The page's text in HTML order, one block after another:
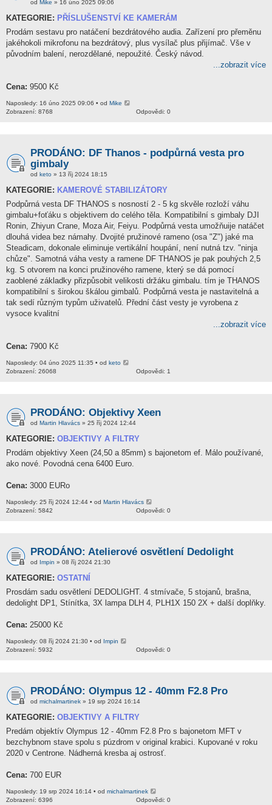
od Mike » 16 úno 2025 09:06
KATEGORIE: PŘÍSLUŠENSTVÍ KE KAMERÁM
Prodám sestavu pro natáčení bezdrátového audia. Zařízení pro přeměnu
jakéhokoli mikrofonu na bezdrátový, plus vysílač plus přijímač. Vše v
původním balení, nerozdělané, nepoužité. Český návod.
...zobrazit více
Cena: 9500 Kč
Naposledy: 16 úno 2025 09:06 • od Mike
Odpovědi: 0
Zobrazení: 8768
PRODÁNO: DF Thanos - podpůrná vesta pro
gimbaly
od keto » 13 říj 2024 18:15
KATEGORIE: KAMEROVÉ STABILIZÁTORY
Podpůrná vesta DF THANOS s nosností 2 - 5 kg skvěle rozloží váhu
gimbalu+foťáku s objektivem do celého těla. Kompatibilní s gimbaly DJI
Ronin, Zhiyun Crane, Moza Air, Feiyu. Podpůrná vesta umožňuije natáčet
dlouhá videa bez námahy. Dvojité pružinové rameno (osa "Z") jaké ma
Steadicam, dokonale eliminuje vertikální houpání, není nutná tzv. "ninja
chůze". Samotná váha vesty a ramene DF THANOS je pak pouhých 2,5
kg. S otvorem na konci pružinového ramene, který se dá pomocí
zaoblené základky přizpůsobit velikosti držáku gimbalu. tím je THANOS
kompatibilní s širokou škálou gimbalů. Podpůrná vesta je nastavitelná a
tak sedí různým typům uživatelů. Přední část vesty je vyrobena z
vysoce kvalitní
...zobrazit více
Cena: 7900 Kč
Naposledy: 04 úno 2025 11:35 • od keto
Odpovědi: 1
Zobrazení: 26068
PRODÁNO: Objektivy Xeen
od Martin Hlavács » 25 říj 2024 12:44
KATEGORIE: OBJEKTIVY A FILTRY
Prodám objektivy Xeen (24,50 a 85mm) s bajonetom ef. Málo používané,
ako nové. Povodná cena 6400 Euro.
Cena: 3000 EURo
Naposledy: 25 říj 2024 12:44 • od Martin Hlavács
Odpovědi: 0
Zobrazení: 5842
PRODÁNO: Atelierové osvětlení Dedolight
od Impin » 08 říj 2024 21:30
KATEGORIE: OSTATNÍ
Prosdám sadu osvětlení DEDOLIGHT. 4 stmívače, 5 stojanů, brašna,
dedolight DP1, Stínítka, 3X lampa DLH 4, PLH1X 150 2X + další doplňky.
Cena: 25000 Kč
Naposledy: 08 říj 2024 21:30 • od Impin
Odpovědi: 0
Zobrazení: 5932
PRODÁNO: Olympus 12 - 40mm F2.8 Pro
od michalmartinek » 19 srp 2024 16:14
KATEGORIE: OBJEKTIVY A FILTRY
Predám objektív Olympus 12 - 40mm F2.8 Pro s bajonetom MFT v
bezchybnom stave spolu s púzdrom v original krabici. Kupované v roku
2020 v Centrone. Nádherná kresba aj ostrosť.
Cena: 700 EUR
Naposledy: 19 srp 2024 16:14 • od michalmartinek
Odpovědi: 0
Zobrazení: 6396